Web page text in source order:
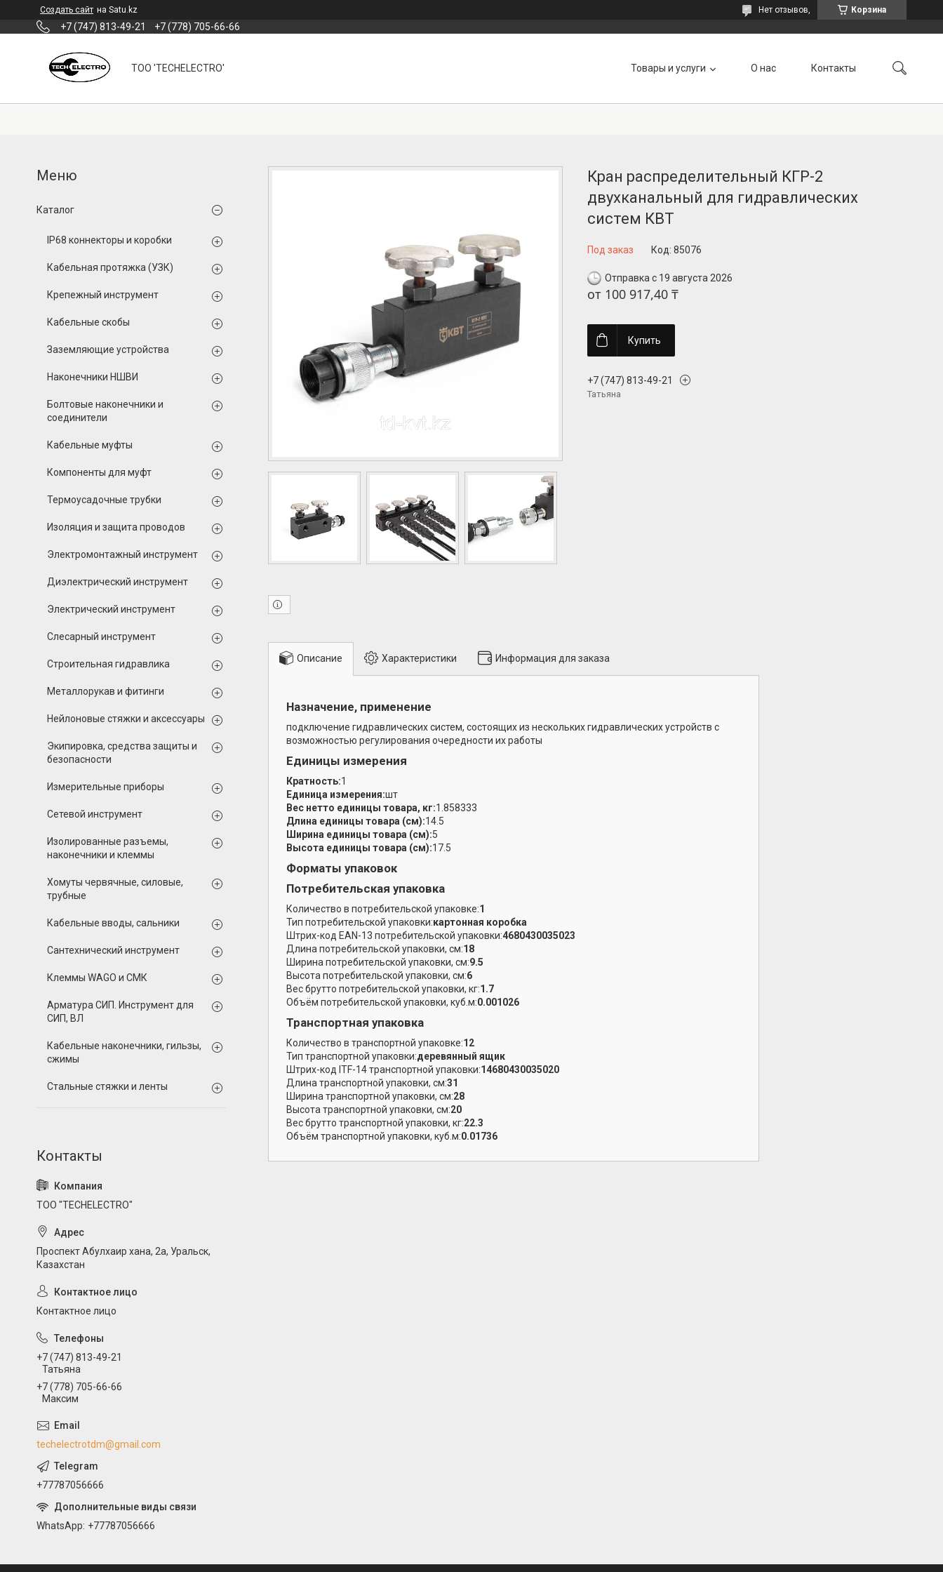
Создать сайт на Satu.kz Корзина
Нет отзывов,
+7 (747) 813-49-21 +7 (778) 705-66-66
ТОО 'TECHELECTRO' Товары и услуги О нас Контакты
Кран распределительный КГР-2
двухканальный для гидравлических
систем КВТ
Под заказ Код: 85076
Отправка с 19 августа 2026
от 100 917,40 ₸
Купить
+7 (747) 813-49-21
Татьяна
Описание Характеристики Информация для заказа
Назначение, применение
подключение гидравлических систем, состоящих из нескольких гидравлических устройств с
возможностью регулирования очередности их работы
Единицы измерения
Кратность:1
Единица измерения:шт
Вес нетто единицы товара, кг:1.858333
Длина единицы товара (см):14.5
Ширина единицы товара (см):5
Высота единицы товара (см):17.5
Форматы упаковок
Потребительская упаковка
Количество в потребительской упаковке:1
Тип потребительской упаковки:картонная коробка
Штрих-код EAN-13 потребительской упаковки:4680430035023
Длина потребительской упаковки, см:18
Ширина потребительской упаковки, см:9.5
Высота потребительской упаковки, см:6
Вес брутто потребительской упаковки, кг:1.7
Объём потребительской упаковки, куб.м:0.001026
Транспортная упаковка
Количество в транспортной упаковке:12
Тип транспортной упаковки:деревянный ящик
Штрих-код ITF-14 транспортной упаковки:14680430035020
Длина транспортной упаковки, см:31
Ширина транспортной упаковки, см:28
Высота транспортной упаковки, см:20
Вес брутто транспортной упаковки, кг:22.3
Объём транспортной упаковки, куб.м:0.01736
Каталог
IP68 коннекторы и коробки
Кабельная протяжка (УЗК)
Крепежный инструмент
Кабельные скобы
Заземляющие устройства
Наконечники НШВИ
Болтовые наконечники и
соединители
Кабельные муфты
Компоненты для муфт
Термоусадочные трубки
Изоляция и защита проводов
Электромонтажный инструмент
Диэлектрический инструмент
Электрический инструмент
Слесарный инструмент
Строительная гидравлика
Металлорукав и фитинги
Нейлоновые стяжки и аксессуары
Экипировка, средства защиты и
безопасности
Измерительные приборы
Сетевой инструмент
Изолированные разъемы,
наконечники и клеммы
Хомуты червячные, силовые,
трубные
Кабельные вводы, сальники
Сантехнический инструмент
Клеммы WAGO и СМК
Арматура СИП. Инструмент для
СИП, ВЛ
Кабельные наконечники, гильзы,
сжимы
Стальные стяжки и ленты
ТОО "TECHELECTRO"
Проспект Абулхаир хана, 2а, Уральск,
Казахстан
Контактное лицо
+7 (747) 813-49-21
Татьяна
+7 (778) 705-66-66
Максим
techelectrotdm@gmail.com
+77787056666
WhatsApp +77787056666